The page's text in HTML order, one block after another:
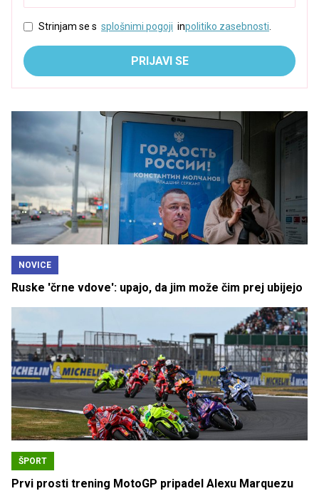
Strinjam se s splošnimi pogoji inpolitiko zasebnosti
PRIJAVI SE
NOVICE
Ruske 'črne vdove': upajo, da jim može čim prej ubijejo
ŠPORT
Prvi prosti trening MotoGP pripadel Alexu Marquezu